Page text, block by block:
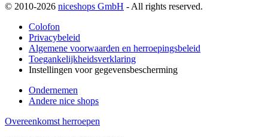
© 2010-2026 niceshops GmbH - All rights reserved.
Colofon
Privacybeleid
Algemene voorwaarden en herroepingsbeleid
Toegankelijkheidsverklaring
Instellingen voor gegevensbescherming
Ondernemen
Andere nice shops
Overeenkomst herroepen